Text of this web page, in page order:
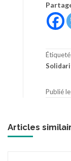
Publié
Articles